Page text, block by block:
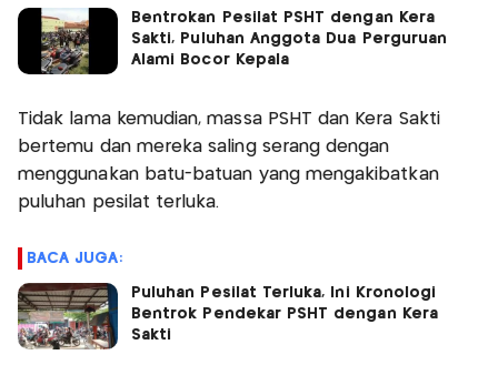
Bentrokan Pesilat PSHT dengan Kera
Sakti, Puluhan Anggota Dua Perguruan
Alami Bocor Kepala
Tidak lama kemudian, massa PSHT dan Kera Sakti
bertemu dan mereka saling serang dengan
menggunakan batu-batuan yang mengakibatkan
puluhan pesilat terluka.
BACA JUGA:
Puluhan Pesilat Terluka, Ini Kronologi
Bentrok Pendekar PSHT dengan Kera
Sakti